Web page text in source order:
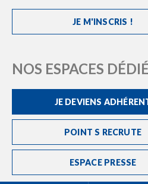
JE M'INSCRIS !
NOS ESPACES
JE DEVIENS
POINT S RECRUTE
ESPACE PRESSE